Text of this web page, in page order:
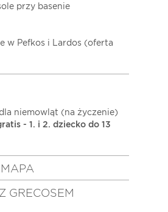
przy basenie
w Pefkos i Lardos (oferta
niemowląt (na życzenie)
- 1. i 2. dziecko do 13
GRECOSEM